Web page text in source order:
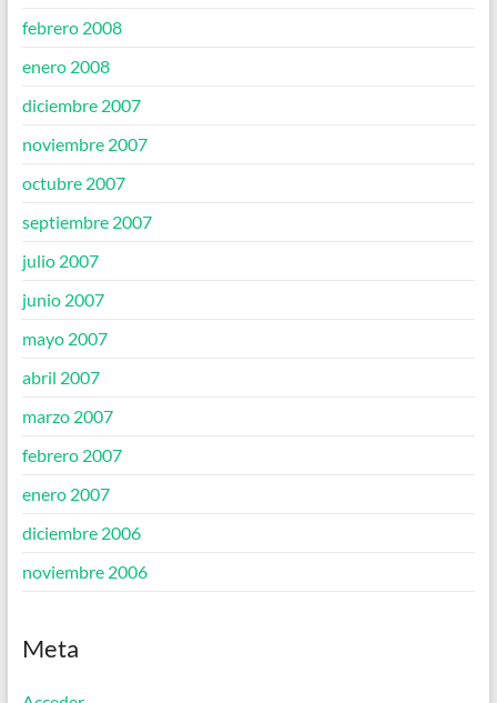
febrero 2008
enero 2008
diciembre 2007
noviembre 2007
octubre 2007
septiembre 2007
julio 2007
junio 2007
mayo 2007
abril 2007
marzo 2007
febrero 2007
enero 2007
diciembre 2006
noviembre 2006
Meta